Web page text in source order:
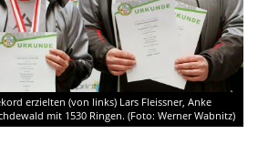
erzielten (von links) Lars Fleissner, Anke
mit 1530 Ringen. (Foto: Werner Wabnitz)